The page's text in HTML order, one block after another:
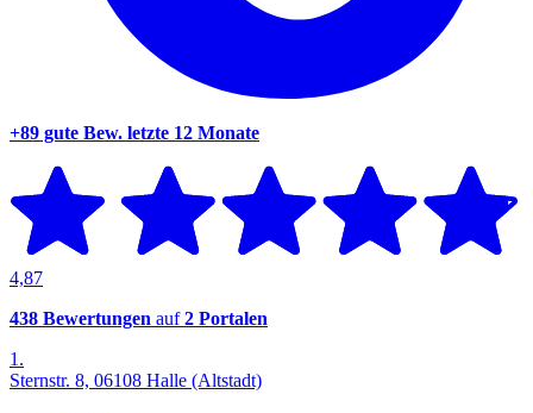
+89 gute Bew. letzte 12 Monate
4,87
438 Bewertungen auf2 Portalen
1.
Sternstr. 8, 06108 Halle (Altstadt)